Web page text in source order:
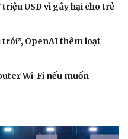
USD vì gây hại cho trẻ
trói”, OpenAI thêm loạt
Wi-Fi nếu muốn